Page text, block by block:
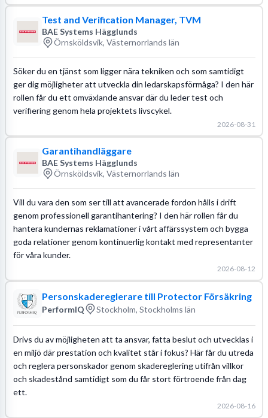
Test and Verification Manager, TVM
BAE Systems Hägglunds
Örnsköldsvik, Västernorrlands län
Söker du en tjänst som ligger nära tekniken och som samtidigt
ger dig möjligheter att utveckla din ledarskapsförmåga? I den här
rollen får du ett omväxlande ansvar där du leder test och
verifiering genom hela projektets livscykel.
2026-08-31
Garantihandläggare
BAE Systems Hägglunds
Örnsköldsvik, Västernorrlands län
Vill du vara den som ser till att avancerade fordon hålls i drift
genom professionell garantihantering? I den här rollen får du
hantera kundernas reklamationer i vårt affärssystem och bygga
goda relationer genom kontinuerlig kontakt med representanter
för våra kunder.
2026-08-12
Personskadereglerare till Protector Försäkring
PerformIQ Stockholm, Stockholms län
Drivs du av möjligheten att ta ansvar, fatta beslut och utvecklas i
en miljö där prestation och kvalitet står i fokus? Här får du utreda
och reglera personskador genom skadereglering utifrån villkor
och skadestånd samtidigt som du får stort förtroende från dag
ett.
2026-08-16